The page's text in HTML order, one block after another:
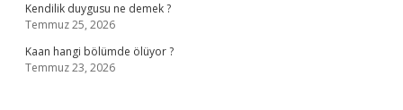
Kendilik duygusu ne demek ?
Temmuz 25, 2026
Kaan hangi bölümde ölüyor ?
Temmuz 23, 2026